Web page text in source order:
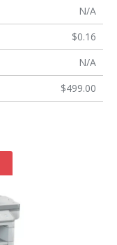
N/A
$0.16
N/A
$499.00